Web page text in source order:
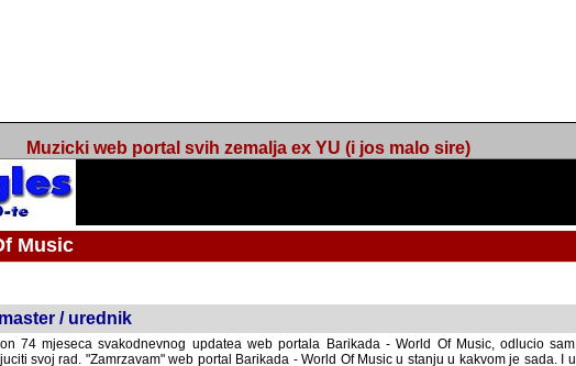
Muzicki web portal svih zemalja ex YU (i jos malo sire)
Music
/ urednik
74 mjeseca svakodnevnog updatea web portala Barikada - World Of Music, odlucio sam
svoj rad. "Zamrzavam" web portal Barikada - World Of Music u stanju u kakvom je sada. I u